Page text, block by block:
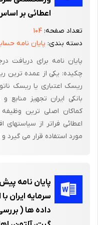
مکلف می‌کنند که همچنان
درصدی هم به سایر نهاد‌های
اندازه‌ای است که در آخر
نمی‌ماند هرگز راضی
شرکت‌های بیمه به دیگران
از سوی دیگر به دلیل
نهادها هم قابل دوام نباشد.
بنابراین مبنا و نتیجه
برای تخصیص بخشی از
این پول‌ها برایشان راحت
قیمت ورشکستگی هم باید
متاسفانه آنچه واقعیت
اعطائی بر
تعداد صفحه: ۱۰۴
دسته بندی: پایان نامه
پایان نامه برای دریافت
چکیده: یکی از عمده ترین
ریسک اعتباری یا ریسک
بانکی ایران تجهیز
کماکان اصلی ترین
اعطائی فراتر از
مورد استفاده قرار می گیرد
پایان نامه
سرمایه ایران
داده ها (